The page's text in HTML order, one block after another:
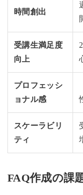
時間創出
受講生満足度
向上
プロフェッシ
ョナル感
スケーラビリ
ティ
FAQ作成の課